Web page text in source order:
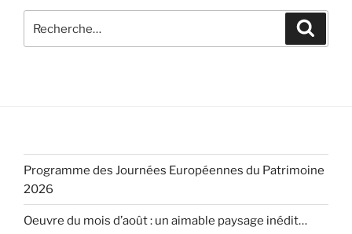
pour
Programme des Journées Européennes du Patrimoine
2026
Oeuvre du mois d’août : un aimable paysage inédit…